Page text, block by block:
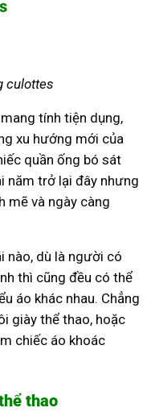
culottes
tính tiện dụng,
xu hướng mới của
quần ống bó sát
năm trở lại đây nhưng
mẽ và ngày càng
nào, dù là người có
thì cũng đều có thể
áo khác nhau. Chẳng
giày thể thao, hoặc
chiếc áo khoác
thao